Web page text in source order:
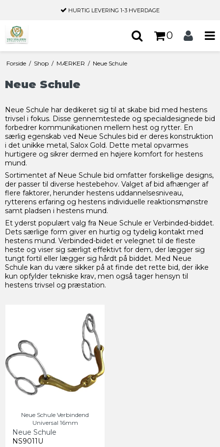
HURTIG LEVERING 1-3 HVERDAGE
0
Forside / Shop / MÆRKER / Neue Schule
Neue Schule
Neue Schule har dedikeret sig til at skabe bid med hestens
trivsel i fokus. Disse gennemtestede og specialdesignede bid
forbedrer kommunikationen mellem hest og rytter. En
særlig egenskab ved Neue Schules bid er deres konstruktion
i det unikke metal, Salox Gold. Dette metal opvarmes
hurtigere og sikrer dermed en højere komfort for hestens
mund.
Sortimentet af Neue Schule bid omfatter forskellige designs,
der passer til diverse hestebehov. Valget af bid afhænger af
flere faktorer, herunder hestens uddannelsesniveau,
rytterens erfaring og hestens individuelle reaktionsmønstre
samt pladsen i hestens mund.
Et yderst populært valg fra Neue Schule er Verbinded-biddet.
Dets særlige form giver en hurtig og tydelig kontakt med
hestens mund. Verbinded-bidet er velegnet til de fleste
heste og viser sig særligt effektivt for dem, der lægger sig
tungt fortil eller lægger sig hårdt på biddet. Med Neue
Schule kan du være sikker på at finde det rette bid, der ikke
kun opfylder tekniske krav, men også tager hensyn til
hestens trivsel og præstation.
Neue Schule Verbindend
Universal 16mm
Neue Schule
NS9011U